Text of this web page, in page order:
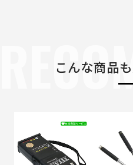
こんな商品